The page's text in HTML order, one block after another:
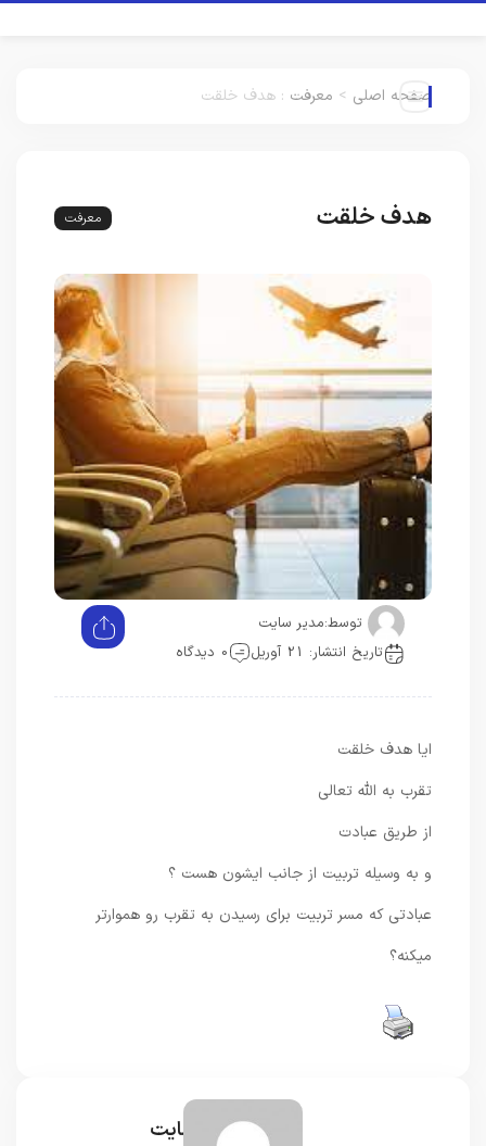
صفحه اصلی > معرفت : هدف خلقت
هدف خلقت معرفت
توسط:مدیر سایت
تاریخ انتشار: 21 آوریل
0 دیدگاه
ایا هدف خلقت
تقرب به الله تعالی
از طریق عبادت
و به وسیله تربیت از جانب ایشون هست ؟
عبادتی که مسر تربیت برای رسیدن به تقرب رو هموارتر
میکنه؟
مدیر سایت